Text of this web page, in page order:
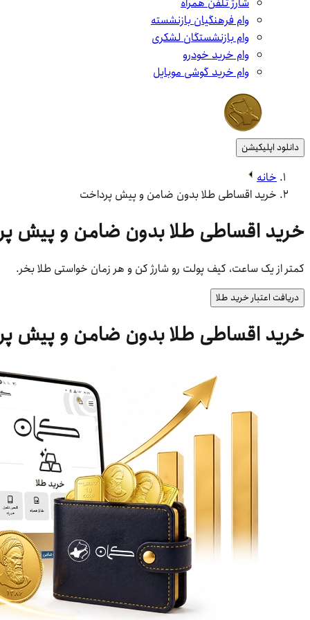
وام فرهنگیان بازنشسته
وام بازنشستگان لشکری
وام خرید خودرو
وام خرید گوشی موبایل
دانلود اپلیکیشن
خانه
خرید اقساطی طلا بدون ضامن و پیش پرداخت
خرید اقساطی طلا بدون ضامن و پیش
کمتر از یک ساعت، کیف پولت رو شارژ کن و هر زمان خواستی طلا بخر.
دریافت اعتبار خرید طلا
خرید اقساطی طلا بدون ضامن و پیش